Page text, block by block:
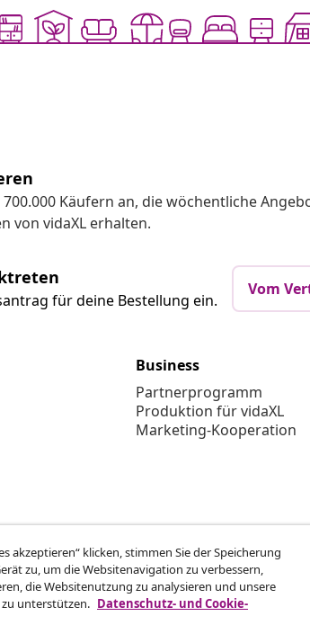
Käufern an, die wöchentliche
von vidaXL erhalten.
für deine Bestellung ein.
Vom
Business
Partnerprogramm
Produktion für vidaXL
Marketing-Kooperation
akzeptieren“ klicken, stimmen Sie der Speicherung
zu, um die Websitenavigation zu verbessern,
die Websitenutzung zu analysieren und unsere
unterstützen. Datenschutz- und Cookie-